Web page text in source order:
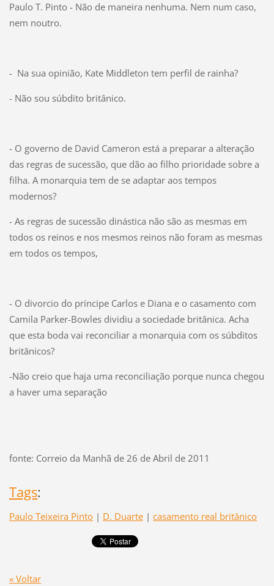
Paulo T. Pinto - Não de maneira nenhuma. Nem num caso,
nem noutro.
- Na sua opinião, Kate Middleton tem perfil de rainha?
- Não sou súbdito britânico.
- O governo de David Cameron está a preparar a alteração
das regras de sucessão, que dão ao filho prioridade sobre a
filha. A monarquia tem de se adaptar aos tempos
modernos?
- As regras de sucessão dinástica não são as mesmas em
todos os reinos e nos mesmos reinos não foram as mesmas
em todos os tempos,
- O divorcio do príncipe Carlos e Diana e o casamento com
Camila Parker-Bowles dividiu a sociedade britânica. Acha
que esta boda vai reconciliar a monarquia com os súbditos
britânicos?
-Não creio que haja uma reconciliação porque nunca chegou
a haver uma separação
fonte: Correio da Manhã de 26 de Abril de 2011
Tags:
Paulo Teixeira Pinto | D. Duarte | casamento real britânico
« Voltar